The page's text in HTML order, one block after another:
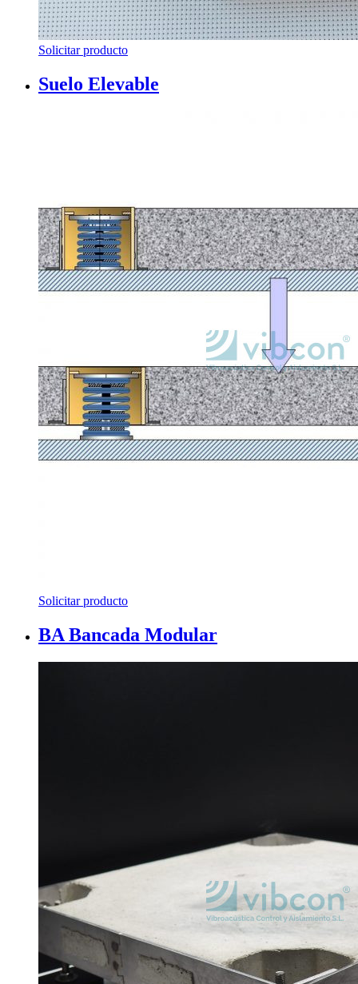
Solicitar producto
Suelo Elevable
Solicitar producto
BA Bancada Modular